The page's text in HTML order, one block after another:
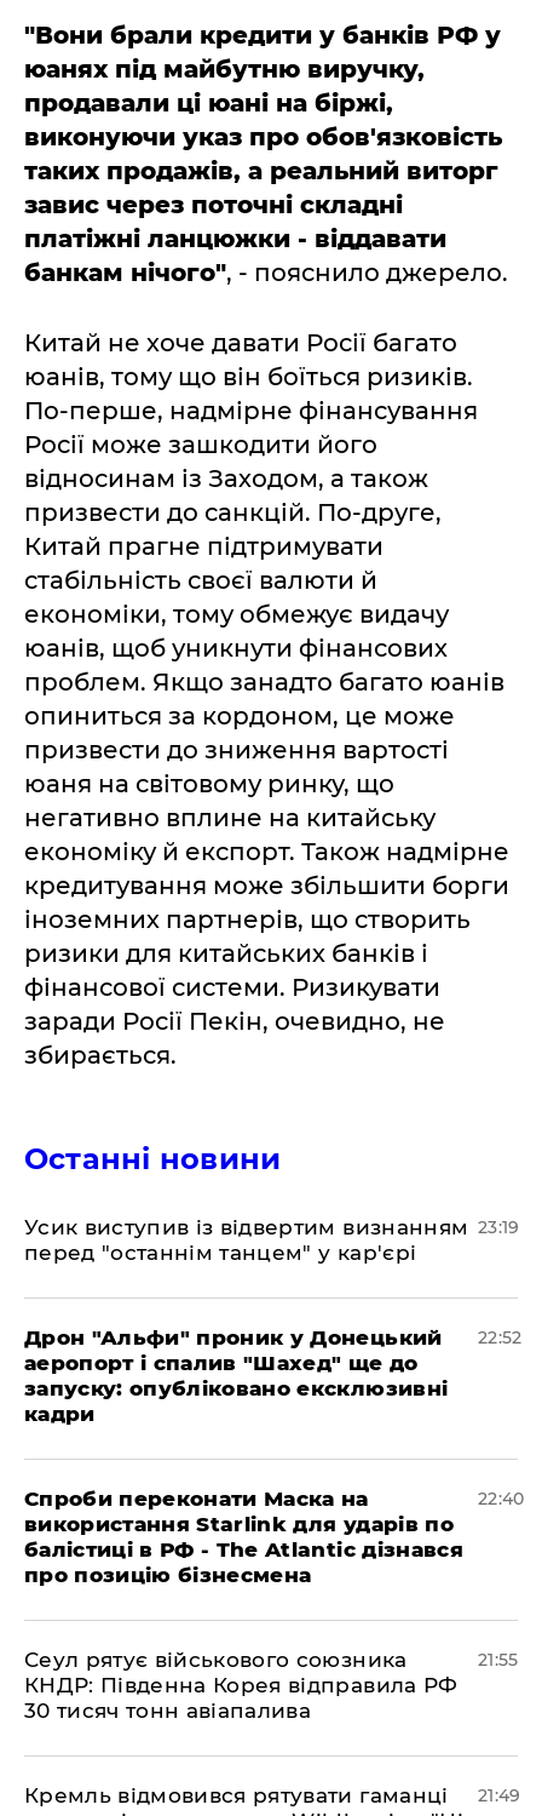
"Вони брали кредити у банків РФ у
юанях під майбутню виручку,
продавали ці юані на біржі,
виконуючи указ про обов'язковість
таких продажів, а реальний виторг
завис через поточні складні
платіжні ланцюжки - віддавати
банкам нічого", - пояснило джерело.
Китай не хоче давати Росії багато
юанів, тому що він боїться ризиків.
По-перше, надмірне фінансування
Росії може зашкодити його
відносинам із Заходом, а також
призвести до санкцій. По-друге,
Китай прагне підтримувати
стабільність своєї валюти й
економіки, тому обмежує видачу
юанів, щоб уникнути фінансових
проблем. Якщо занадто багато юанів
опиниться за кордоном, це може
призвести до зниження вартості
юаня на світовому ринку, що
негативно вплине на китайську
економіку й експорт. Також надмірне
кредитування може збільшити борги
іноземних партнерів, що створить
ризики для китайських банків і
фінансової системи. Ризикувати
заради Росії Пекін, очевидно, не
збирається.
Останні новини
​Усик виступив із відвертим визнанням
перед "останнім танцем" у кар'єрі
23:19
​Дрон "Альфи" проник у Донецький
аеропорт і спалив "Шахед" ще до
запуску: опубліковано ексклюзивні
кадри
22:52
​Спроби переконати Маска на
використання Starlink для ударів по
балістиці в РФ - The Atlantic дізнався
про позицію бізнесмена
22:40
​Сеул рятує військового союзника
КНДР: Південна Корея відправила РФ
30 тисяч тонн авіапалива
21:55
​Кремль відмовився рятувати гаманці
21:49